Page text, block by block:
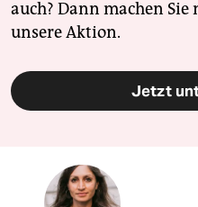
auch? Dann machen
unsere Aktion.
Jetzt